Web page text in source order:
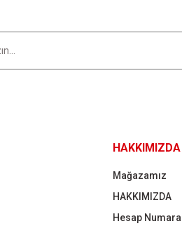
HAKKIMIZDA
Mağazamız
HAKKIMIZDA
Hesap